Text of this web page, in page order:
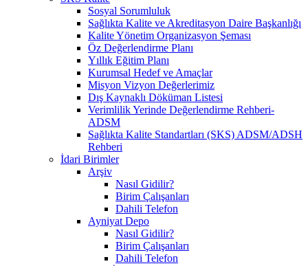
Sosyal Sorumluluk
Sağlıkta Kalite ve Akreditasyon Daire Başkanlığı
Kalite Yönetim Organizasyon Şeması
Öz Değerlendirme Planı
Yıllık Eğitim Planı
Kurumsal Hedef ve Amaçlar
Misyon Vizyon Değerlerimiz
Dış Kaynaklı Döküman Listesi
Verimlilik Yerinde Değerlendirme Rehberi-
ADSM
Sağlıkta Kalite Standartları (SKS) ADSM/ADSH
Rehberi
İdari Birimler
Arşiv
Nasıl Gidilir?
Birim Çalışanları
Dahili Telefon
Ayniyat Depo
Nasıl Gidilir?
Birim Çalışanları
Dahili Telefon